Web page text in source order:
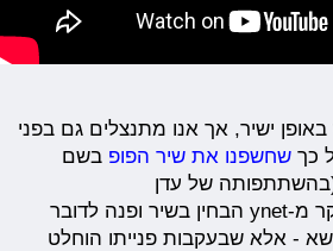
ישיר, אך אנו מתנצלים גם בפני
כךשחשפנו את שיר הפופ בשם
(בהשתתפותה של עדן
אלנה). העיתונאי רן בוקר מ-ynet הבחין בשיר ופנה לדובר
- אלא שבעקבות פנייתו הוחלט